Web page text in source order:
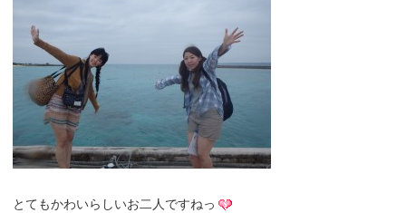
とてもかわいらしいお二人ですねっ